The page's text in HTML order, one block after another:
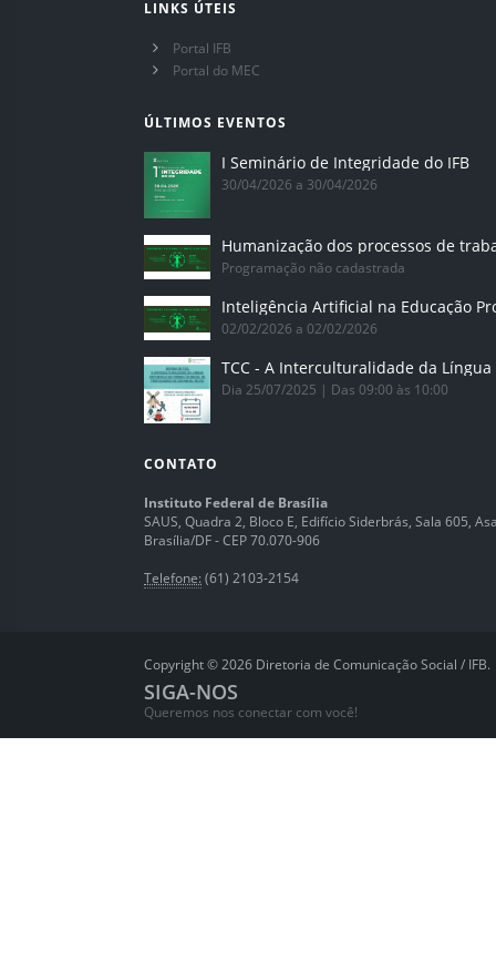
LINKS ÚTEIS
Portal IFB
Portal do MEC
ÚLTIMOS EVENTOS
I Seminário de Integridade do IFB
30/04/2026 a 30/04/2026
Humanização dos processos de
Programação não cadastrada
02/02/2026 a 02/02/2026
Dia 25/07/2025 | Das 09:00 às 10:00
CONTATO
Instituto Federal de Brasília
SAUS, Quadra 2, Bloco E, Edifício Siderbrás, Sala 605,
Brasília/DF - CEP 70.070-906
Telefone: (61) 2103-2154
Copyright © 2026 Diretoria de Comunicação Social / IFB.
SIGA-NOS
Queremos nos conectar com você!